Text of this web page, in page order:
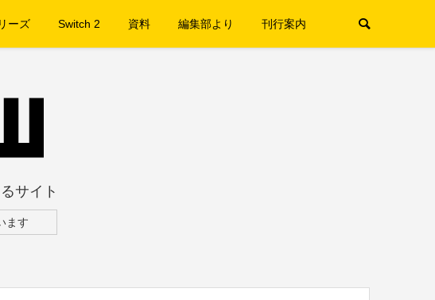
ーズ Switch 2 資料 編集部より 刊行案内
サイト
ます